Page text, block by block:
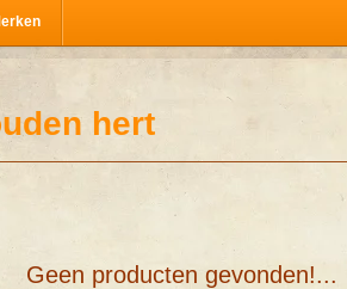
hert
Geen producten gevonden!...